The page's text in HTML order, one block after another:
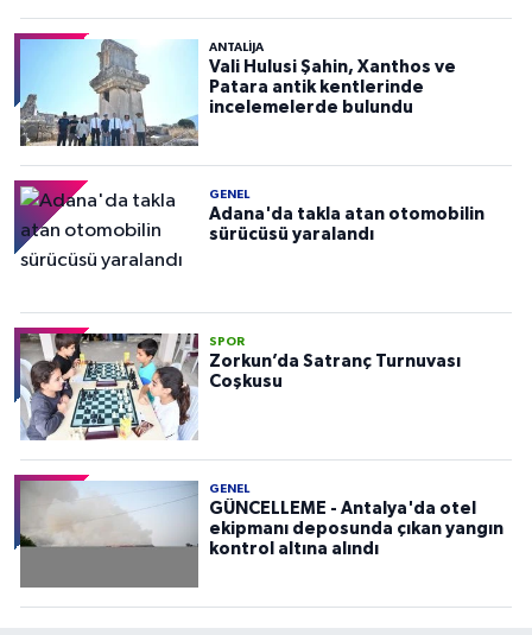
ANTALIJA
Vali Hulusi Şahin, Xanthos ve
Patara antik kentlerinde
incelemelerde bulundu
GENEL
Adana'da takla atan otomobilin
sürücüsü yaralandı
SPOR
Zorkun’da Satranç Turnuvası
Coşkusu
GENEL
GÜNCELLEME - Antalya'da otel
ekipmanı deposunda çıkan yangın
kontrol altına alındı